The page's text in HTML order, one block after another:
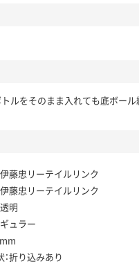
トルをそのまま入れても底ボー
伊藤忠リーテイルリンク
伊藤忠リーテイルリンク
明
ュラー
折り込みあり